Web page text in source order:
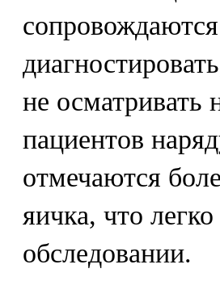
не
пациентов
отмечаются
яичка, что
обследовании.